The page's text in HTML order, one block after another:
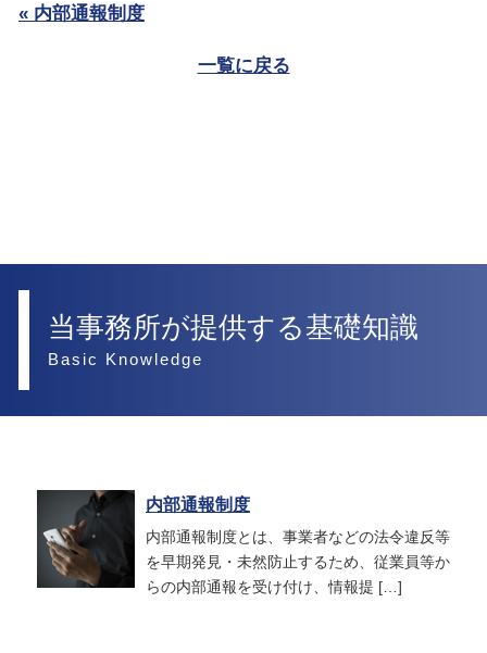
« 内部通報制度
一覧に戻る
当事務所が提供する基礎知識
Basic Knowledge
内部通報制度
内部通報制度とは、事業者などの法令違反等
を早期発見・未然防止するため、従業員等か
らの内部通報を受け付け、情報提 […]